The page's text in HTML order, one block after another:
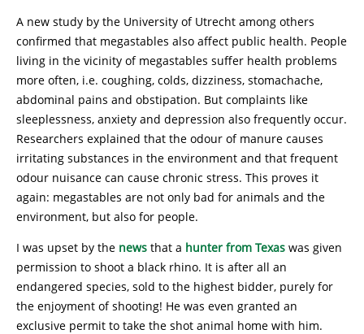
A new study by the University of Utrecht among others
confirmed that megastables also affect public health. People
living in the vicinity of megastables suffer health problems
more often, i.e. coughing, colds, dizziness, stomachache,
abdominal pains and obstipation. But complaints like
sleeplessness, anxiety and depression also frequently occur.
Researchers explained that the odour of manure causes
irritating substances in the environment and that frequent
odour nuisance can cause chronic stress. This proves it
again: megastables are not only bad for animals and the
environment, but also for people.
I was upset by the news that a hunter from Texas was given
permission to shoot a black rhino. It is after all an
endangered species, sold to the highest bidder, purely for
the enjoyment of shooting! He was even granted an
exclusive permit to take the shot animal home with him.